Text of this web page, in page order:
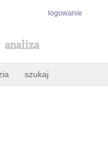
logowanie
analiza
szukaj